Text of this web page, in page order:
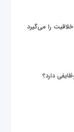
را می‌گیرد
دارد؟